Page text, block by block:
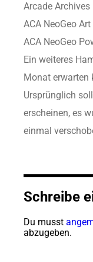
Arcade
ACA NeoGeo
ACA NeoGeo
Ein weiteres
Monat erwarten
Ursprünglich
erscheinen, es
einmal
Schreibe
Du musst
abzugeben.